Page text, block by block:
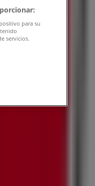
para su
servicios.